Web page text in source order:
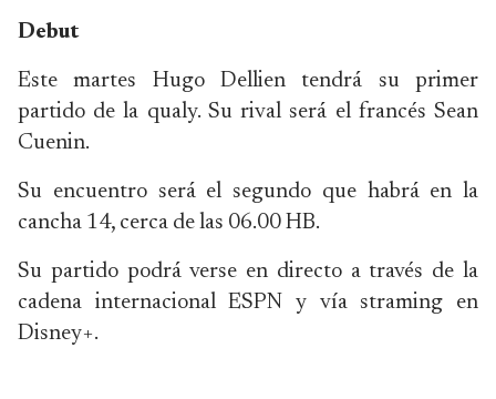
Debut
Este martes Hugo Dellien tendrá su primer
partido de la qualy. Su rival será el francés Sean
Cuenin.
Su encuentro será el segundo que habrá en la
cancha 14, cerca de las 06.00 HB.
Su partido podrá verse en directo a través de la
cadena internacional ESPN y vía straming en
Disney+.